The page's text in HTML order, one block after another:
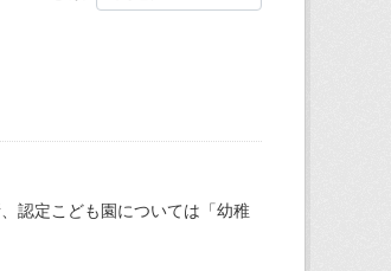
認定こども園については「幼稚